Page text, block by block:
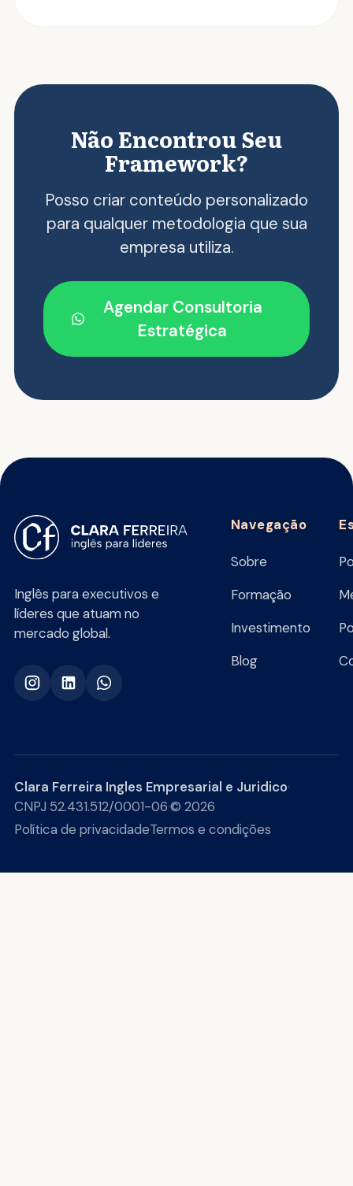
Não Encontrou Seu
Framework?
Posso criar conteúdo personalizado
para qualquer metodologia que sua
empresa utiliza.
Agendar Consultoria
Estratégica
Inglês para executivos e
líderes que atuam no
mercado global.
Navegação
Sobre
Formação
Investimento
Blog
Clara Ferreira Ingles Empresarial e Juridico·
CNPJ 52.431.512/0001-06·© 2026
Política de privacidadeTermos e condições